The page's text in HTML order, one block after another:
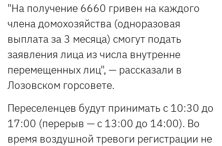
"На получение 6660 гривен на каждого
члена домохозяйства (одноразовая
выплата за 3 месяца) смогут подать
заявления лица из числа внутренне
перемещенных лиц", — рассказали в
Лозовском горсовете.
Переселенцев будут принимать с 10:30 до
17:00 (перерыв — с 13:00 до 14:00). Во
время воздушной тревоги регистрации не